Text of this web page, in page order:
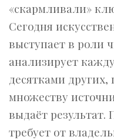
«скармливали»
Сегодня
выступает в роли
анализирует
десятками
множеству
выдаёт
требует от